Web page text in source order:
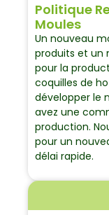
Politique
Moules
Un nouveau
produits et un
pour la
coquilles de
développer le
avez une
production.
pour un
délai rapide.